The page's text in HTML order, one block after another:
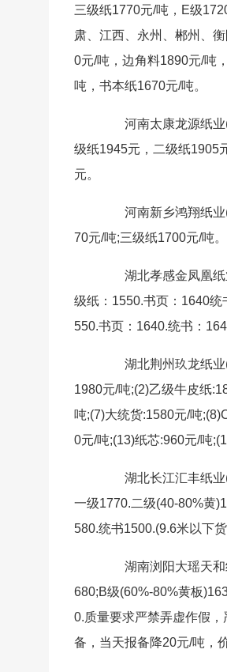
三级纸1770元/吨，E级
肃、江西、永州、郴州、
0元/吨，边角料1890元/吨
吨，书本纸1670元/吨。
河南太康龙源纸业(5
级纸1945元，二级纸1905
元。
河南新乡鸿翔纸业(5
70元/吨;三级纸1700元/吨。
湖北孝感金凤凰纸
级纸：1550.书页：1640
550.书页：1640.统书：
湖北荆州玖龙纸业(5
1980元/吨;(2)乙级牛皮纸
吨;(7)大统货:1580元/吨
0元/吨;(13)纸芯:960元/吨
湖北长江汇丰纸业(5
一级1770.二级(40-80%黄
580.统书1500.(9.6米以下
湖南浏阳大瑶天和
680;B级(60%-80%黄板
0.质量要求严禁弄虚作假
备，当天报备降20元/吨，